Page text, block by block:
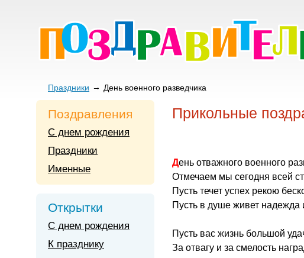
Праздники День военного разведчика
Прикольные
День отважного военного
Отмечаем мы сегодня всей
Пусть течет успех рекою
Пусть в душе живет надежда
Пусть вас жизнь большой
За отвагу и за смелость
Поздравления
С днем рождения
Праздники
Именные
Открытки
С днем рождения
К празднику